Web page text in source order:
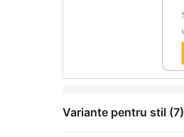
Variante pentru stil (7)